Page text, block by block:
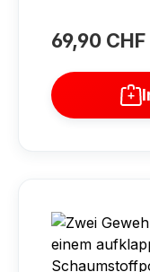
Regulärer
69,90 CHF